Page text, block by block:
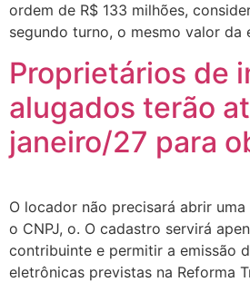
ordem de R$ 133 milhões,
segundo turno, o mesmo valor da
Proprietários de
alugados terão
janeiro/27 para
O locador não precisará abrir
o CNPJ, o. O cadastro servirá
contribuinte e permitir a emissão
eletrônicas previstas na Reforma